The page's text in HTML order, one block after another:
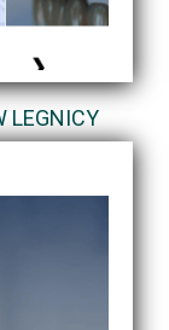
LEGNICY